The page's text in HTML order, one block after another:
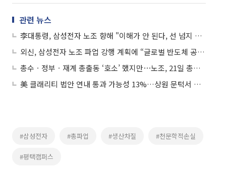
관련 뉴스
李대통령, 삼성전자 노조 향해 "이해가 안 된다, 선 넘지 않아야"
외신, 삼성전자 노조 파업 강행 계획에 “글로벌 반도체 공급망 위기”
총수ㆍ정부ㆍ재계 총출동 ‘호소’ 했지만⋯노조, 21일 총파업 강행 선언
美 클래리티 법안 연내 통과 가능성 13%…상원 문턱서 제동
#삼성전자 #총파업 #생산차질 #천문학적손실
#평택캠퍼스